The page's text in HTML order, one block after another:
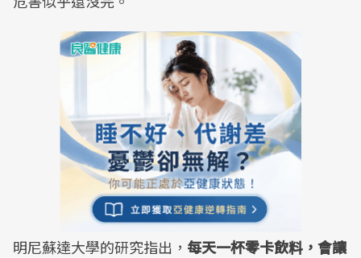
明尼蘇達大學的研究指出， 每天一杯零卡飲料，會讓